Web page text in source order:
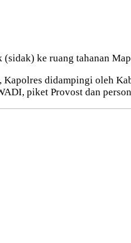
ke ruang tahanan
didampingi oleh
piket Provost dan